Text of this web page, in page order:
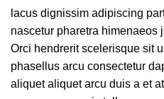
lacus dignissim adipiscing
nascetur pharetra himenaeos
Orci hendrerit scelerisque sit
phasellus arcu consectetur
aliquet aliquet arcu duis a et